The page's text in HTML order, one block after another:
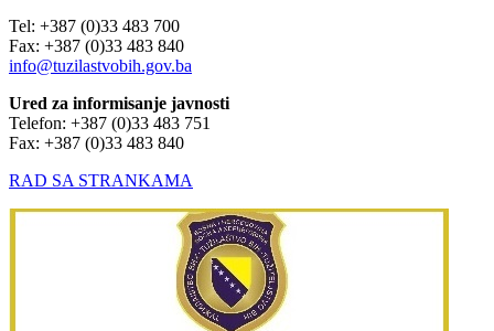
Tel: +387 (0)33 483 700
Fax: +387 (0)33 483 840
info@tuzilastvobih.gov.ba
Ured za informisanje javnosti
Telefon: +387 (0)33 483 751
Fax: +387 (0)33 483 840
RAD SA STRANKAMA